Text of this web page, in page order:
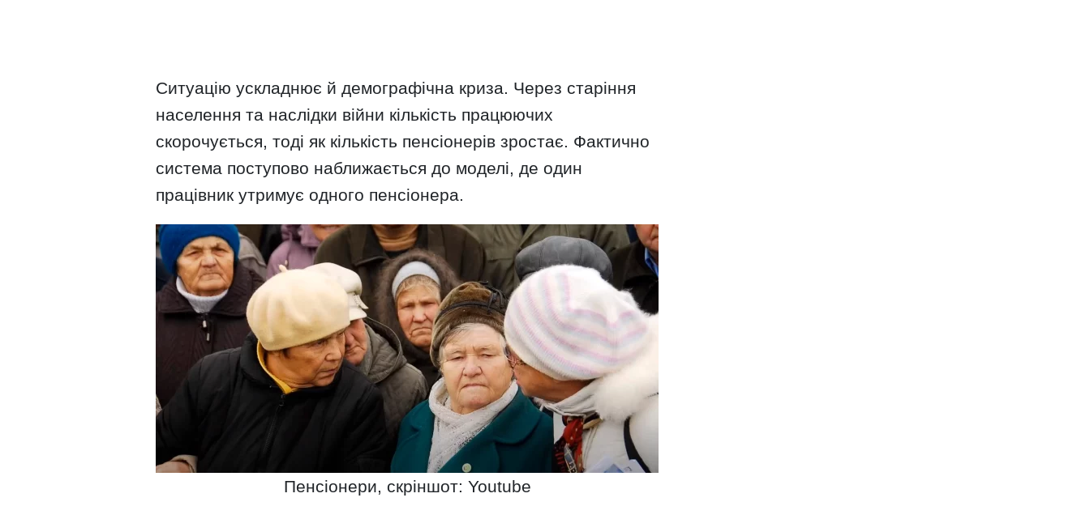
Ситуацію ускладнює й демографічна криза. Через старіння
населення та наслідки війни кількість працюючих
скорочується, тоді як кількість пенсіонерів зростає. Фактично
система поступово наближається до моделі, де один
працівник утримує одного пенсіонера.
Пенсіонери, скріншот: Youtube